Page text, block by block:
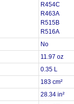
R454C
R463A
R515B
R516A
No
11.97 oz
0.35 L
183 cm²
28.34 in²